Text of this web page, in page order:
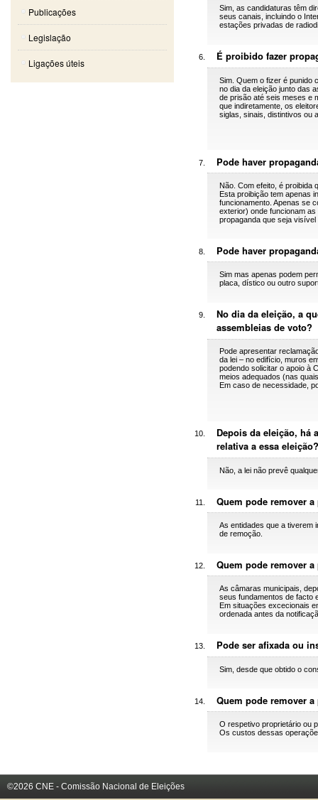
Sim, as candidaturas têm
seus canais, incluindo o
estações privadas de
É proibido fazer
Sim. Quem o fizer é punido
no dia da eleição junto das
de prisão até seis meses e
que indiretamente, os
siglas, sinais, distintivos ou
Pode haver
Não. Com efeito, é proibida
Esta proibição tem apenas
funcionamento. Apenas se
exterior) onde funcionam
propaganda que seja
Pode haver
Sim mas apenas podem
placa, dístico ou outro
No dia da eleição, a
assembleias de voto?
Pode apresentar
da lei – no edifício, muros
podendo solicitar o apoio à
meios adequados (nas
Em caso de necessidade,
Depois da eleição, há
relativa a essa
Não, a lei não prevê
Quem pode remover
As entidades que a tiverem
de remoção.
Quem pode remover
As câmaras municipais,
seus fundamentos de facto
Em situações excecionais
ordenada antes da
Pode ser afixada ou
Sim, desde que obtido o
Quem pode remover
O respetivo proprietário ou
Os custos dessas
Publicações
Legislação
Ligações úteis
©2026 CNE - Comissão Nacional de Eleições